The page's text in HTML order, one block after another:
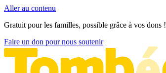
Aller au contenu
Gratuit pour les familles, possible grâce à vos dons !
Faire un don pour nous soutenir